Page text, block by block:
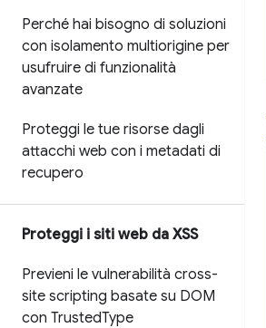
Perché hai bisogno di soluzioni
con isolamento multiorigine per
usufruire di funzionalità
avanzate
Proteggi le tue risorse dagli
attacchi web con i metadati di
recupero
Proteggi i siti web da XSS
Previeni le vulnerabilità cross-
site scripting basate su DOM
con TrustedType